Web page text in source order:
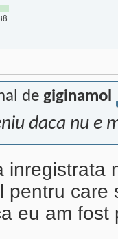
de giginamol
daca nu e
inregistrata
pentru care
eu am